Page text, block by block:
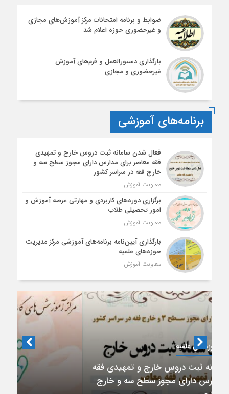
ضوابط و برنامه امتحانات مرکز آموزش‌های مجازی
و غیرحضوری حوزه اعلام شد
بارگذاری دستورالعمل و فرم‌های آموزش
غیرحضوری و مجازی
برنامه‌های آموزشی
فعال شدن سامانه ثبت دروس خارج و تمهیدی
فقه معاصر برای مدارس دارای مجوز سطح سه و
خارج فقه در سراسر کشور
معاونت آموزش
برگزاری دوره‌های کاربردی و مهارتی عرصه آموزش و
امور تحصیلی طلاب
معاونت آموزش
بارگذاری آیین‌نامه برنامه‌های آموزشی مرکز مدیریت
حوزه‌های علمیه
معاونت آموزش
معاونت آموزش حوزه‌های علمیه
برگزاری دوره‌های کاربردی و مهارتی عرصه آموزش و